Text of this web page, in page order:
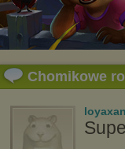
Chomikowe